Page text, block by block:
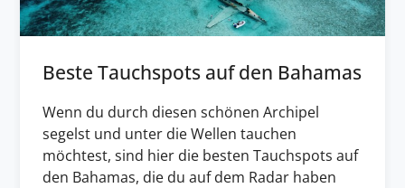
Beste Tauchspots auf den Bahamas
Wenn du durch diesen schönen Archipel
segelst und unter die Wellen tauchen
möchtest, sind hier die besten Tauchspots auf
den Bahamas, die du auf dem Radar haben